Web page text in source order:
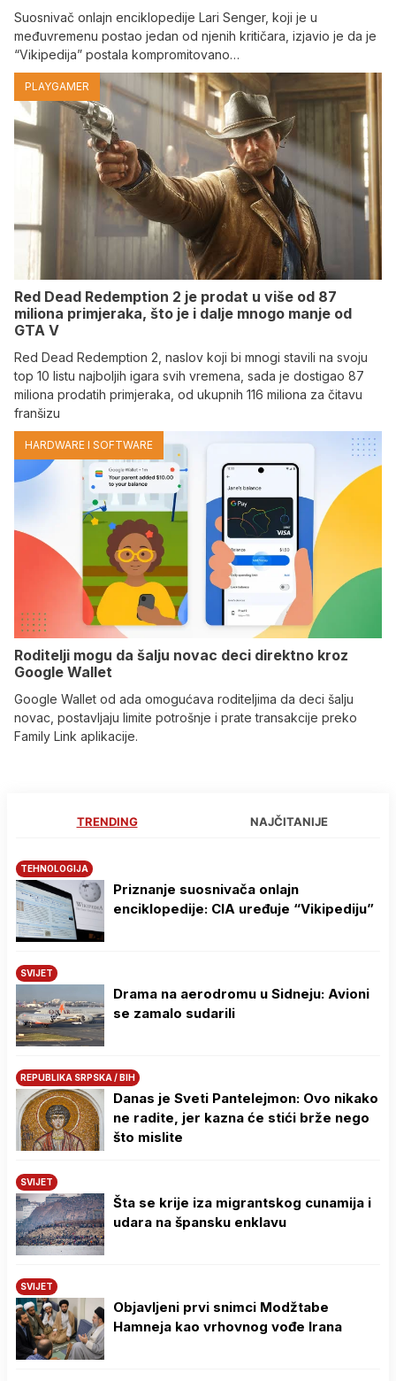
Suosnivač onlajn enciklopedije Lari Senger, koji je u
međuvremenu postao jedan od njenih kritičara, izjavio je da je
“Vikipedija” postala kompromitovano…
PLAYGAMER
Red Dead Redemption 2 je prodat u više od 87
miliona primjeraka, što je i dalje mnogo manje od
GTA V
Red Dead Redemption 2, naslov koji bi mnogi stavili na svoju
top 10 listu najboljih igara svih vremena, sada je dostigao 87
miliona prodatih primjeraka, od ukupnih 116 miliona za čitavu
franšizu
HARDWARE I SOFTWARE
Roditelji mogu da šalju novac deci direktno kroz
Google Wallet
Google Wallet od ada omogućava roditeljima da deci šalju
novac, postavljaju limite potrošnje i prate transakcije preko
Family Link aplikacije.
TRENDING NAJČITANIJE
TEHNOLOGIJA
Priznanje suosnivača onlajn
enciklopedije: CIA uređuje “Vikipediju”
SVIJET
Drama na aerodromu u Sidneju: Avioni
se zamalo sudarili
REPUBLIKA SRPSKA / BIH
Danas je Sveti Pantelejmon: Ovo nikako
ne radite, jer kazna će stići brže nego
što mislite
SVIJET
Šta se krije iza migrantskog cunamija i
udara na špansku enklavu
SVIJET
Objavljeni prvi snimci Modžtabe
Hamneja kao vrhovnog vođe Irana